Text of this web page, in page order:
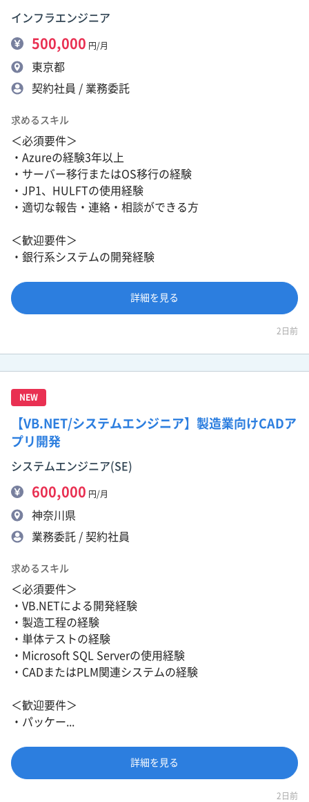
インフラエンジニア
500,000 円/月
東京都
契約社員 / 業務委託
求めるスキル
＜必須要件＞
・Azureの経験3年以上
・サーバー移行またはOS移行の経験
・JP1、HULFTの使用経験
・適切な報告・連絡・相談ができる方
＜歓迎要件＞
・銀行系システムの開発経験
詳細を見る
2日前
NEW
【VB.NET/システムエンジニア】製造業向けCADア
プリ開発
システムエンジニア(SE)
600,000 円/月
神奈川県
業務委託 / 契約社員
求めるスキル
＜必須要件＞
・VB.NETによる開発経験
・製造工程の経験
・単体テストの経験
・Microsoft SQL Serverの使用経験
・CADまたはPLM関連システムの経験
＜歓迎要件＞
・パッケー...
詳細を見る
2日前